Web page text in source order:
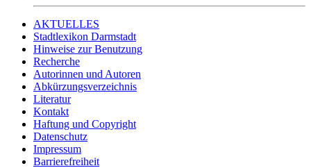
AKTUELLES
Stadtlexikon Darmstadt
Hinweise zur Benutzung
Recherche
Autorinnen und Autoren
Abkürzungsverzeichnis
Literatur
Kontakt
Haftung und Copyright
Datenschutz
Impressum
Barrierefreiheit